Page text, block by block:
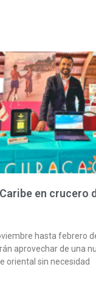
en crucero
hasta febrero
aprovechar de una
oriental sin necesidad